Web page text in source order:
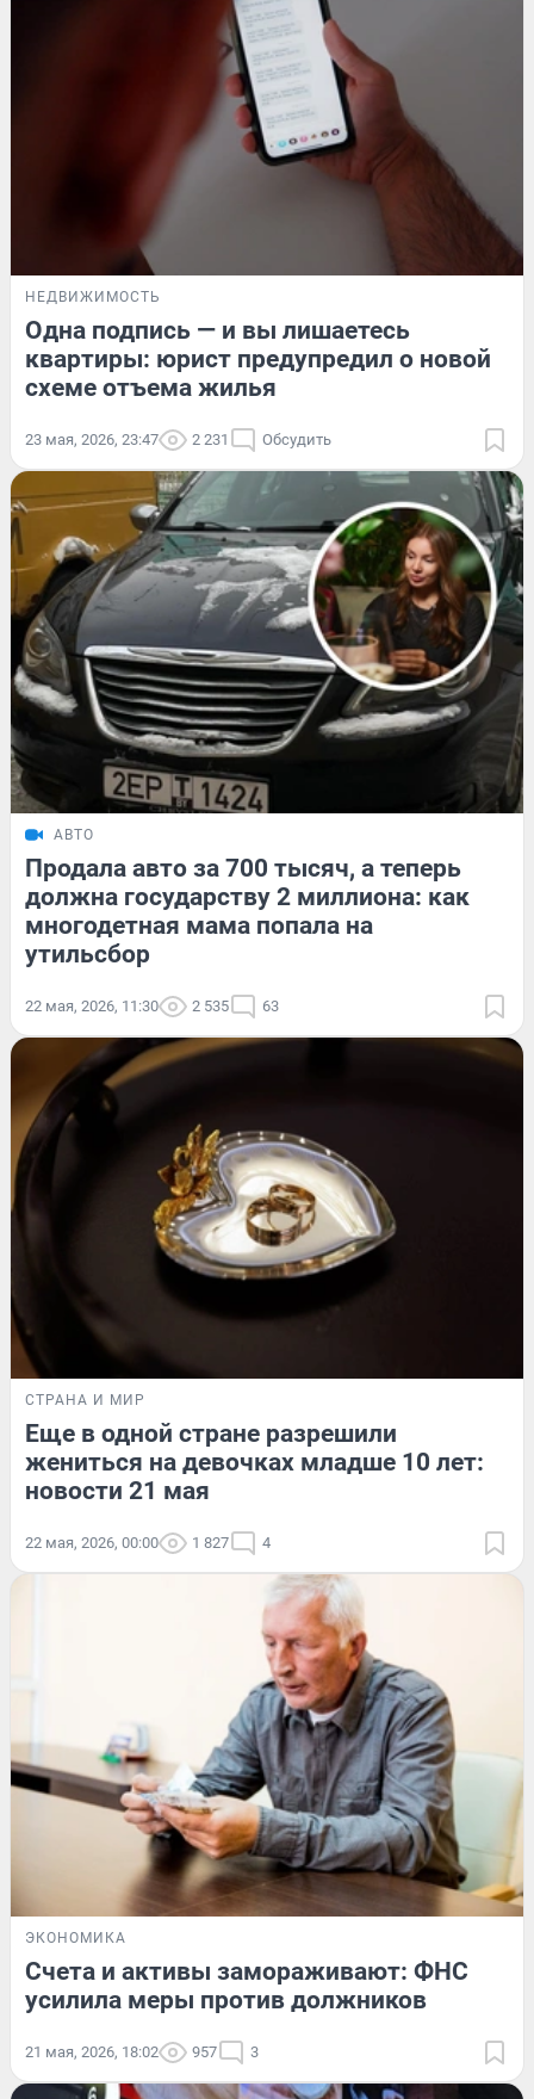
НЕДВИЖИМОСТЬ
Одна подпись — и вы лишаетесь
квартиры: юрист предупредил о новой
схеме отъема жилья
23 мая, 2026, 23:47 2 231 Обсудить
АВТО
Продала авто за 700 тысяч, а теперь
должна государству 2 миллиона: как
многодетная мама попала на
утильсбор
22 мая, 2026, 11:30 2 535 63
СТРАНА И МИР
Еще в одной стране разрешили
жениться на девочках младше 10 лет:
новости 21 мая
22 мая, 2026, 00:00 1 827 4
ЭКОНОМИКА
Счета и активы замораживают: ФНС
усилила меры против должников
21 мая, 2026, 18:02 957 3